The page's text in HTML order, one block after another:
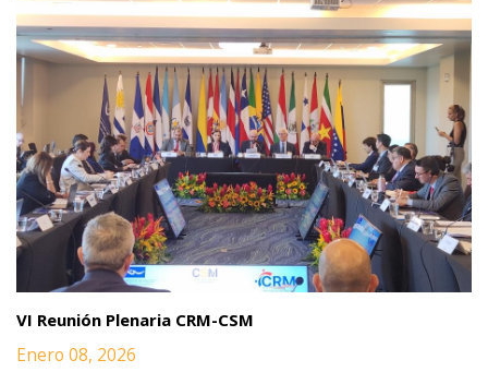
VI Reunión Plenaria CRM-CSM
Enero 08, 2026